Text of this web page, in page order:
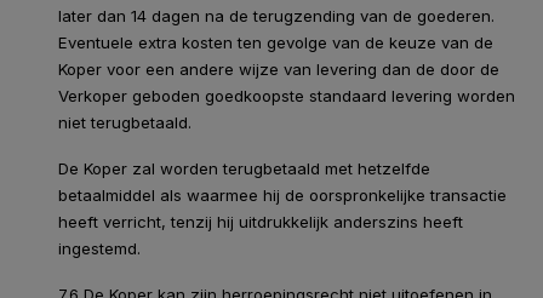
later dan 14 dagen na de terugzending van de goederen.
Eventuele extra kosten ten gevolge van de keuze van de
Koper voor een andere wijze van levering dan de door de
Verkoper geboden goedkoopste standaard levering worden
niet terugbetaald.
De Koper zal worden terugbetaald met hetzelfde
betaalmiddel als waarmee hij de oorspronkelijke transactie
heeft verricht, tenzij hij uitdrukkelijk anderszins heeft
ingestemd.